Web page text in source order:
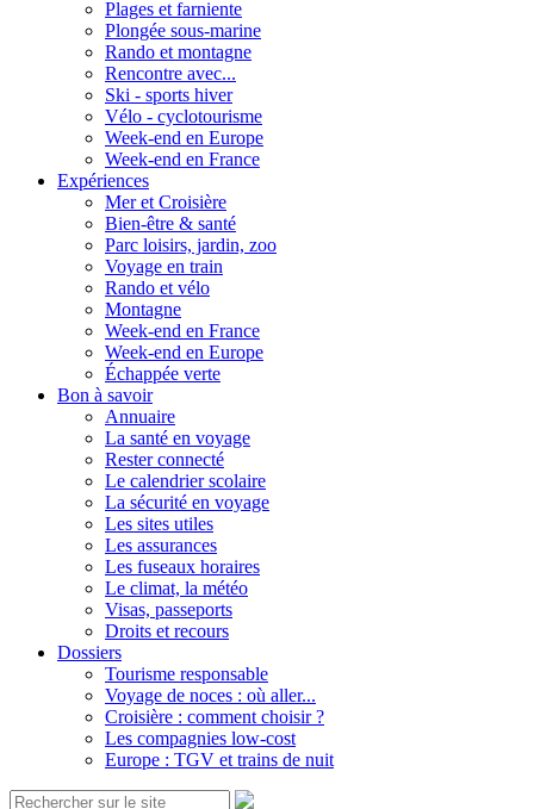
Plages et farniente
Plongée sous-marine
Rando et montagne
Rencontre avec...
Ski - sports hiver
Vélo - cyclotourisme
Week-end en Europe
Week-end en France
Expériences
Mer et Croisière
Bien-être & santé
Parc loisirs, jardin, zoo
Voyage en train
Rando et vélo
Montagne
Week-end en France
Week-end en Europe
Échappée verte
Bon à savoir
Annuaire
La santé en voyage
Rester connecté
Le calendrier scolaire
La sécurité en voyage
Les sites utiles
Les assurances
Les fuseaux horaires
Le climat, la météo
Visas, passeports
Droits et recours
Dossiers
Tourisme responsable
Voyage de noces : où aller...
Croisière : comment choisir ?
Les compagnies low-cost
Europe : TGV et trains de nuit